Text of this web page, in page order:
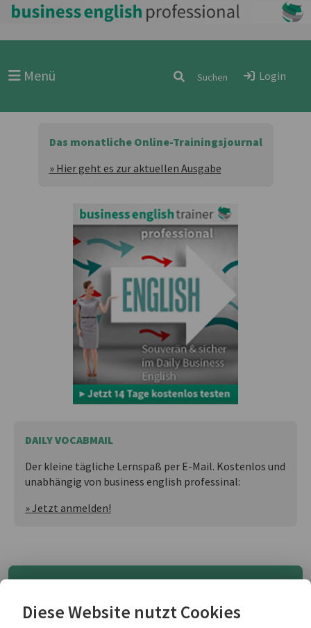
Diese Website nutzt Cookies
Menü Login
Das monatliche Online-Trainingsjournal
» Hier geht es zur aktuellen Ausgabe
DAILY VOCABMAIL
Der kleine tägliche Lernspaß per E-Mail. Kostenlos und
unabhängig von business english professinal:
» Jetzt anmelden!
do you like